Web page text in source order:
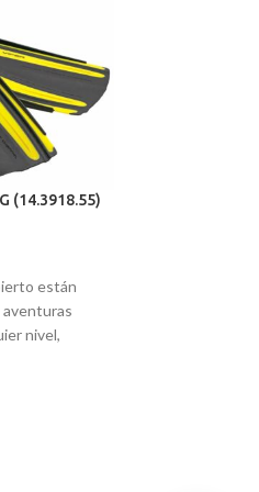
(14.3918.55)
están
nivel,